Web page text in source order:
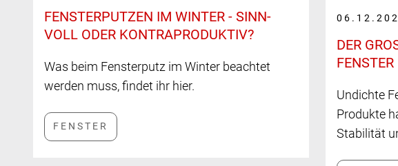
FENSTER­PUTZEN IM WINTER - SINN­
VOLL ODER KONTRA­PRO­DUKTIV?
Was beim Fensterputz im Winter beachtet
werden muss, findet ihr hier.
DER
ENSTER
Undichte
Produkte
Stabilität